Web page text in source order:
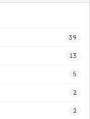
39
13
5
2
2